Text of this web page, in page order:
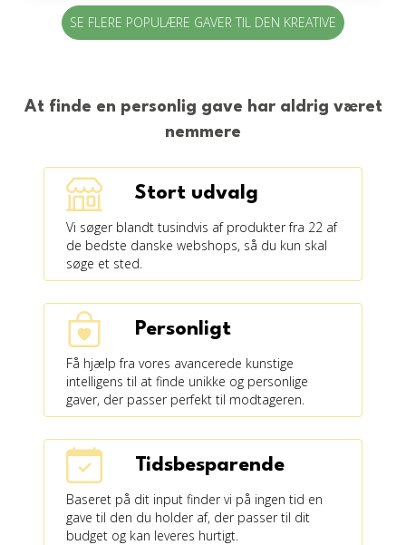
forventet leveringstid
Gratis fragt
Fremragende Trustpilot rating
SE FLERE POPULÆRE GAVER TIL DEN KREATIVE
At finde en personlig gave har aldrig været
nemmere
Stort udvalg
Vi søger blandt tusindvis af produkter fra 22 af
de bedste danske webshops, så du kun skal
søge et sted.
Personligt
Få hjælp fra vores avancerede kunstige
intelligens til at finde unikke og personlige
gaver, der passer perfekt til modtageren.
Tidsbesparende
Baseret på dit input finder vi på ingen tid en
gave til den du holder af, der passer til dit
budget og kan leveres hurtigt.